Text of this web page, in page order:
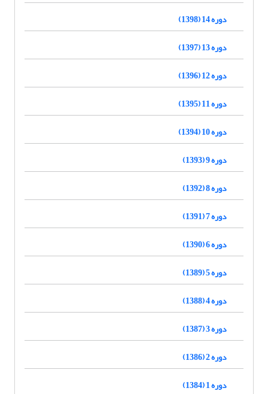
دوره 14 (1398)
دوره 13 (1397)
دوره 12 (1396)
دوره 11 (1395)
دوره 10 (1394)
دوره 9 (1393)
دوره 8 (1392)
دوره 7 (1391)
دوره 6 (1390)
دوره 5 (1389)
دوره 4 (1388)
دوره 3 (1387)
دوره 2 (1386)
دوره 1 (1384)